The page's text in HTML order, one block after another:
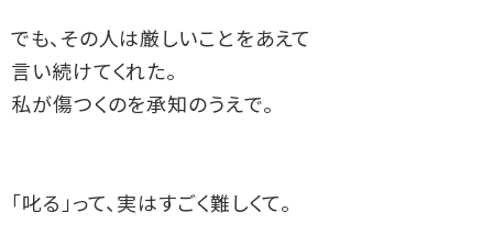
でも、その人は厳しいことをあえて
言い続けてくれた。
私が傷つくのを承知のうえで。
「叱る」って、実はすごく難しくて。